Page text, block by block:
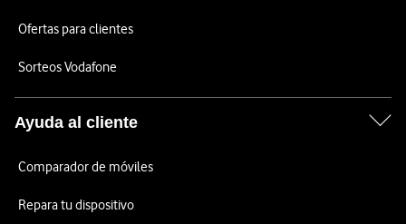
Ofertas para clientes
Sorteos Vodafone
Ayuda al cliente
Comparador de móviles
Repara tu dispositivo